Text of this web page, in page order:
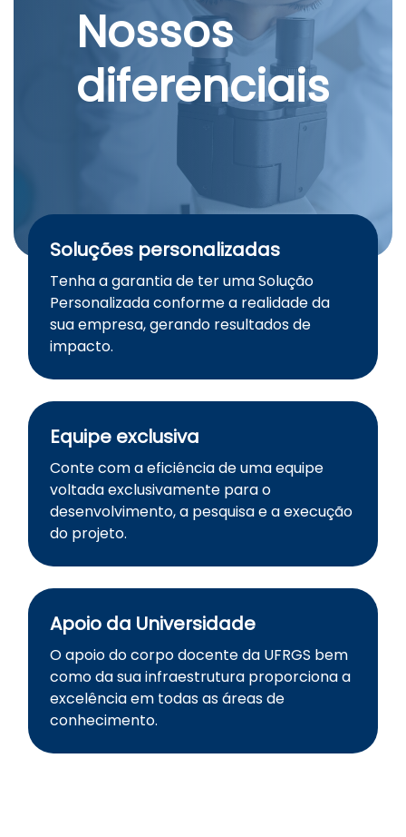
Nossos
diferenciais
Soluções personalizadas
Tenha a garantia de ter uma Solução
Personalizada conforme a realidade da
sua empresa, gerando resultados de
impacto.
Equipe exclusiva
Conte com a eficiência de uma equipe
voltada exclusivamente para o
desenvolvimento, a pesquisa e a execução
do projeto.
Apoio da Universidade
O apoio do corpo docente da UFRGS bem
como da sua infraestrutura proporciona a
excelência em todas as áreas de
conhecimento.